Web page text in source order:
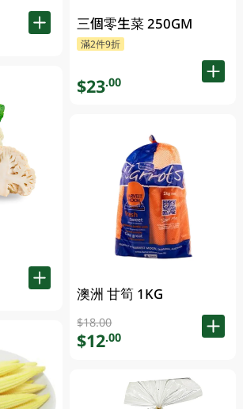
三個零生菜 250GM
滿2件9折
$23.00
澳洲 甘筍 1KG
$18.00
$12.00